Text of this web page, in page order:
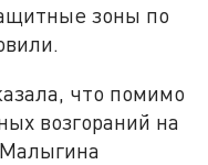
зоны по
что помимо
возгораний на